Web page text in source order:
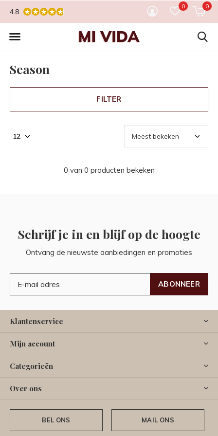
0 0
4.8
Season
FILTER
0 van 0 producten bekeken
Schrijf je in en blijf op de hoogte
Ontvang de nieuwste aanbiedingen en promoties
ABONNEER
Klantenservice
Mijn account
Categorieën
Over ons
BEL ONS MAIL ONS